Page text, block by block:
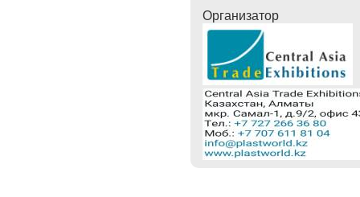
Организатор